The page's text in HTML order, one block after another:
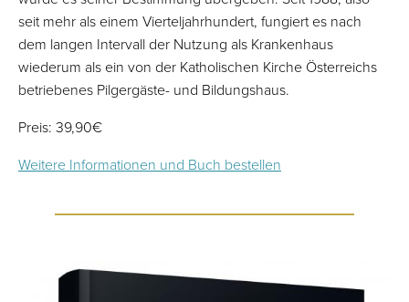
seit mehr als einem Viertel­jahrhundert, fungiert es nach
dem langen Intervall der Nutzung als Krankenhaus
wiederum als ein von der Katholischen Kirche Österreichs
betriebenes Pilgergäste- und Bildungshaus.
Preis: 39,90€
Weitere Informationen und Buch bestellen